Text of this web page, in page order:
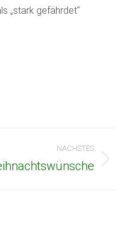
„stark gefährdet“
NÄCHSTES